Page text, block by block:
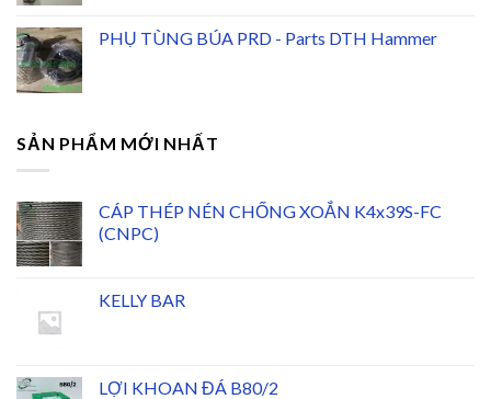
PHỤ TÙNG BÚA PRD - Parts DTH Hammer
SẢN PHẨM MỚI NHẤT
CÁP THÉP NÉN CHỐNG XOẮN K4x39S-FC
(CNPC)
KELLY BAR
LỢI KHOAN ĐÁ B80/2